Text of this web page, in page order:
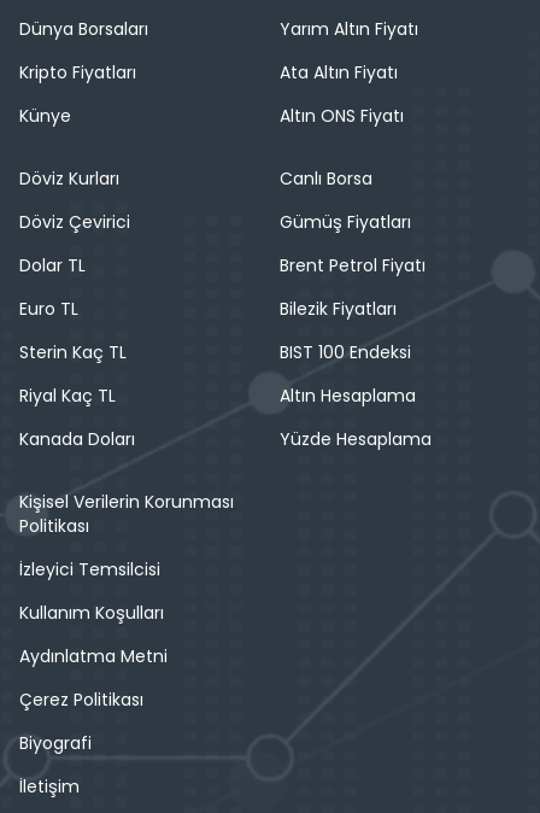
Dünya Borsaları
Kripto Fiyatları
Künye
Yarım Altın Fiyatı
Ata Altın Fiyatı
Altın ONS Fiyatı
Döviz Kurları
Döviz Çevirici
Dolar TL
Euro TL
Sterin Kaç TL
Riyal Kaç TL
Kanada Doları
Canlı Borsa
Gümüş Fiyatları
Brent Petrol Fiyatı
Bilezik Fiyatları
BIST 100 Endeksi
Altın Hesaplama
Yüzde Hesaplama
Kişisel Verilerin Korunması
Politikası
İzleyici Temsilcisi
Kullanım Koşulları
Aydınlatma Metni
Çerez Politikası
Biyografi
İletişim